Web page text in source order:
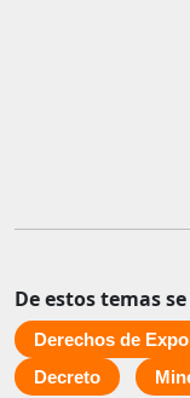
De estos temas
Derechos de
Decreto